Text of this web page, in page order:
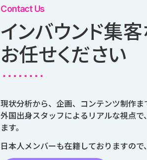
Contact Us
インバウンド集客
お任せください
現状分析から、企画、コンテンツ制作ま
外国出身スタッフによるリアルな視点
ます。
日本人メンバーも在籍しておりますの